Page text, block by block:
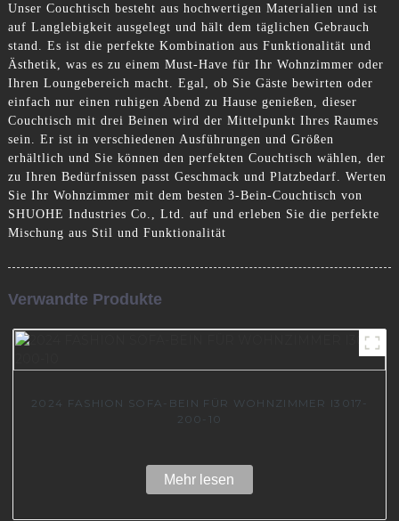
Unser Couchtisch besteht aus hochwertigen Materialien und ist
auf Langlebigkeit ausgelegt und hält dem täglichen Gebrauch
stand. Es ist die perfekte Kombination aus Funktionalität und
Ästhetik, was es zu einem Must-Have für Ihr Wohnzimmer oder
Ihren Loungebereich macht. Egal, ob Sie Gäste bewirten oder
einfach nur einen ruhigen Abend zu Hause genießen, dieser
Couchtisch mit drei Beinen wird der Mittelpunkt Ihres Raumes
sein. Er ist in verschiedenen Ausführungen und Größen
erhältlich und Sie können den perfekten Couchtisch wählen, der
zu Ihren Bedürfnissen passt Geschmack und Platzbedarf. Werten
Sie Ihr Wohnzimmer mit dem besten 3-Bein-Couchtisch von
SHUOHE Industries Co., Ltd. auf und erleben Sie die perfekte
Mischung aus Stil und Funktionalität
Verwandte Produkte
2024 FASHION SOFA-BEIN FÜR WOHNZIMMER I3017-
200-10
Mehr lesen